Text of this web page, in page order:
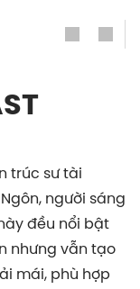
trúc sư tài
người sáng
đều nổi bật
nhưng vẫn tạo
mái, phù hợp